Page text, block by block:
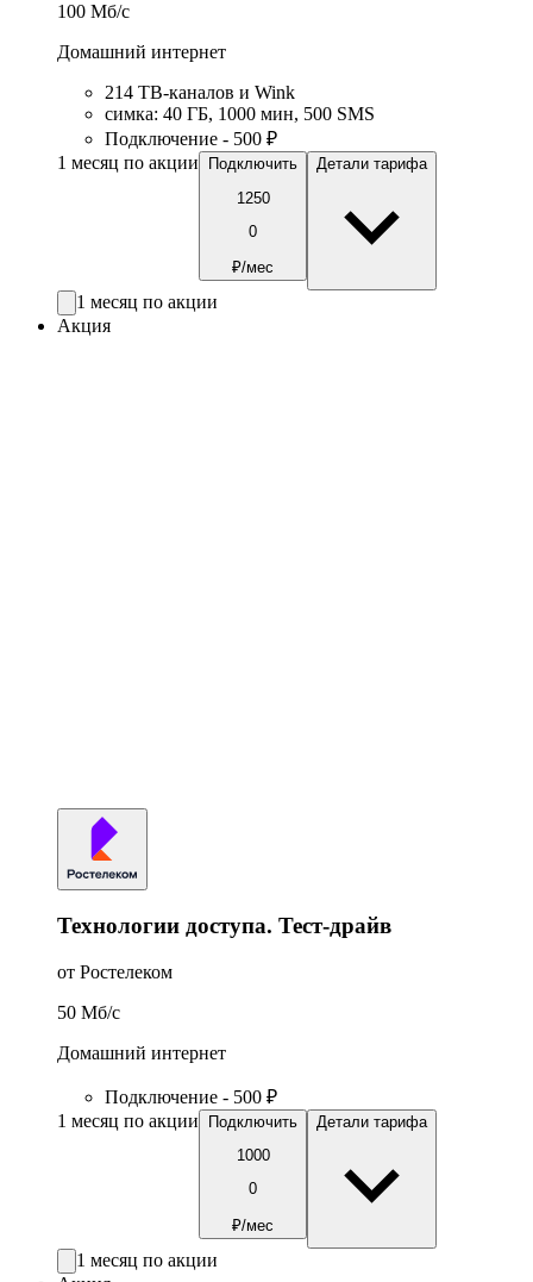
100 Мб/c
Домашний интернет
214 ТВ-каналов и Wink
симка: 40 ГБ, 1000 мин, 500 SMS
Подключение - 500 ₽
1 месяц по акции
Подключить
1250
0
₽/мес
Детали тарифа
1 месяц по акции
Акция
Технологии доступа. Тест-драйв
от Ростелеком
50 Мб/c
Домашний интернет
Подключение - 500 ₽
1 месяц по акции
Подключить
1000
0
₽/мес
Детали тарифа
1 месяц по акции